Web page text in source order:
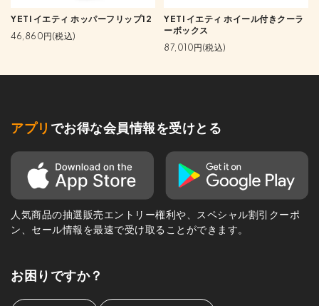
YETI イエティ ホッパーフリップ12
46,860円(税込)
YETI イエティ ホイール付きクーラ
ーボックス
87,010円(税込)
アプリ でお得な会員情報を受けとる
人気商品の抽選販売エントリー権利や、スペシャル割引クーポ
ン、セール情報を最速で受け取ることができます。
お困りですか？